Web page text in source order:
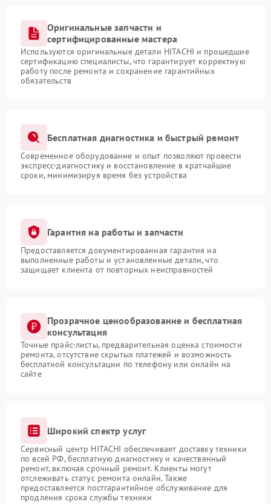
Оригинальные запчасти и
сертифицированные мастера
Используются оригинальные детали HITACHI и прошедшие
сертификацию специалисты, что гарантирует корректную
работу после ремонта и сохранение гарантийных
обязательств
Бесплатная диагностика и быстрый ремонт
Современное оборудование и опыт позволяют провести
экспресс-диагностику и восстановление в кратчайшие
сроки, минимизируя время без устройства
Гарантия на работы и запчасти
Предоставляется документированная гарантия на
выполненные работы и установленные детали, что
защищает клиента от повторных неисправностей
Прозрачное ценообразование и бесплатная
консультация
Точные прайс-листы, предварительная оценка стоимости
ремонта, отсутствие скрытых платежей и возможность
бесплатной консультации по телефону или онлайн на
сайте
Широкий спектр услуг
Сервисный центр HITACHI обеспечивает доставку техники
по всей РФ, бесплатную диагностику и качественный
ремонт, включая срочный ремонт. Клиенты могут
отслеживать статус ремонта онлайн. Также
предоставляется постгарантийное обслуживание для
продления срока службы техники